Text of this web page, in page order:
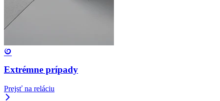
Extrémne prípady
Prejsť na reláciu